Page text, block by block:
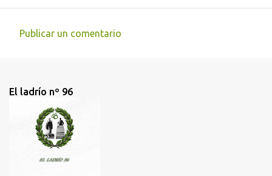
e
Publicar un comentario
El ladrío nº 96